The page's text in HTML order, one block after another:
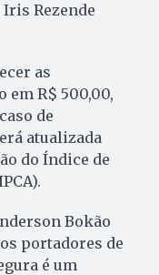
Rezende
as
em R$ 500,00,
de
atualizada
do Índice de
Bokão
portadores de
é um